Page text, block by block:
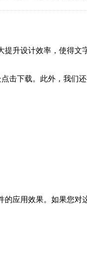
升设计效率，使
载。此外，我
效果。如果您对这